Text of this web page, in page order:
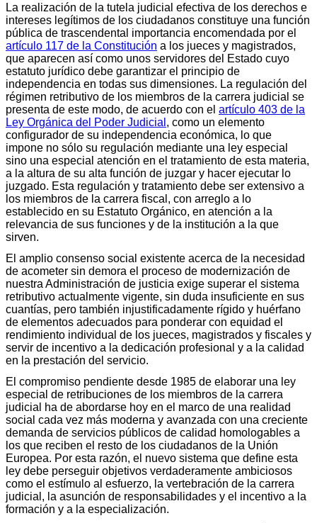
La realización de la tutela judicial efectiva de los derechos e
intereses legítimos de los ciudadanos constituye una función
pública de trascendental importancia encomendada por el
artículo 117 de la Constitución a los jueces y magistrados,
que aparecen así como unos servidores del Estado cuyo
estatuto jurídico debe garantizar el principio de
independencia en todas sus dimensiones. La regulación del
régimen retributivo de los miembros de la carrera judicial se
presenta de este modo, de acuerdo con el artículo 403 de la
Ley Orgánica del Poder Judicial , como un elemento
configurador de su independencia económica, lo que
impone no sólo su regulación mediante una ley especial
sino una especial atención en el tratamiento de esta materia,
a la altura de su alta función de juzgar y hacer ejecutar lo
juzgado. Esta regulación y tratamiento debe ser extensivo a
los miembros de la carrera fiscal, con arreglo a lo
establecido en su Estatuto Orgánico, en atención a la
relevancia de sus funciones y de la institución a la que
sirven.
El amplio consenso social existente acerca de la necesidad
de acometer sin demora el proceso de modernización de
nuestra Administración de justicia exige superar el sistema
retributivo actualmente vigente, sin duda insuficiente en sus
cuantías, pero también injustificadamente rígido y huérfano
de elementos adecuados para ponderar con equidad el
rendimiento individual de los jueces, magistrados y fiscales y
servir de incentivo a la dedicación profesional y a la calidad
en la prestación del servicio.
El compromiso pendiente desde 1985 de elaborar una ley
especial de retribuciones de los miembros de la carrera
judicial ha de abordarse hoy en el marco de una realidad
social cada vez más moderna y avanzada con una creciente
demanda de servicios públicos de calidad homologables a
los que reciben el resto de los ciudadanos de la Unión
Europea. Por esta razón, el nuevo sistema que define esta
ley debe perseguir objetivos verdaderamente ambiciosos
como el estímulo al esfuerzo, la vertebración de la carrera
judicial, la asunción de responsabilidades y el incentivo a la
formación y a la especialización.